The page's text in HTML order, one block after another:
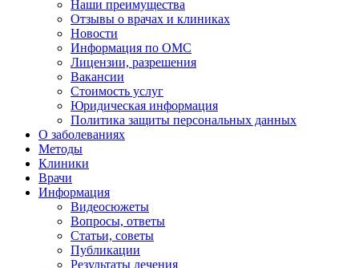
Наши преимущества
Отзывы о врачах и клиниках
Новости
Информация по ОМС
Лицензии, разрешения
Вакансии
Стоимость услуг
Юридическая информация
Политика защиты персональных данных
О заболеваниях
Методы
Клиники
Врачи
Информация
Видеосюжеты
Вопросы, ответы
Статьи, советы
Публикации
Результаты лечения